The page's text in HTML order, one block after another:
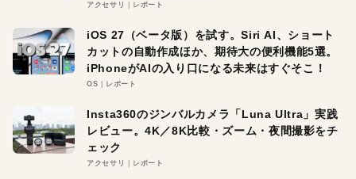
アクセサリ レポート
iOS 27（ベータ版）を試す。Siri AI、ショート
カットの自動作成ほか、期待大の便利機能5選。
iPhoneがAIの入り口になる未来はすぐそこ！
OS レポート
Insta360のジンバルカメラ「Luna Ultra」実践
レビュー。4K／8K比較・ズーム・夜間撮影をチ
ェック
アクセサリ レポート